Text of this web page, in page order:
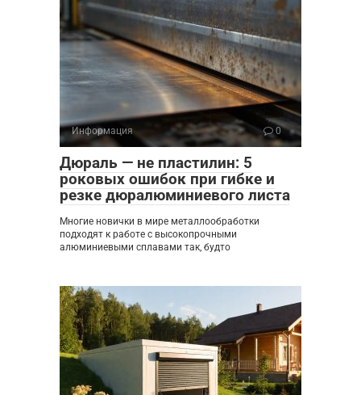
Информация 0
Дюраль — не пластилин: 5
роковых ошибок при гибке и
резке дюралюминиевого листа
Многие новички в мире металлообработки
подходят к работе с высокопрочными
алюминиевыми сплавами так, будто